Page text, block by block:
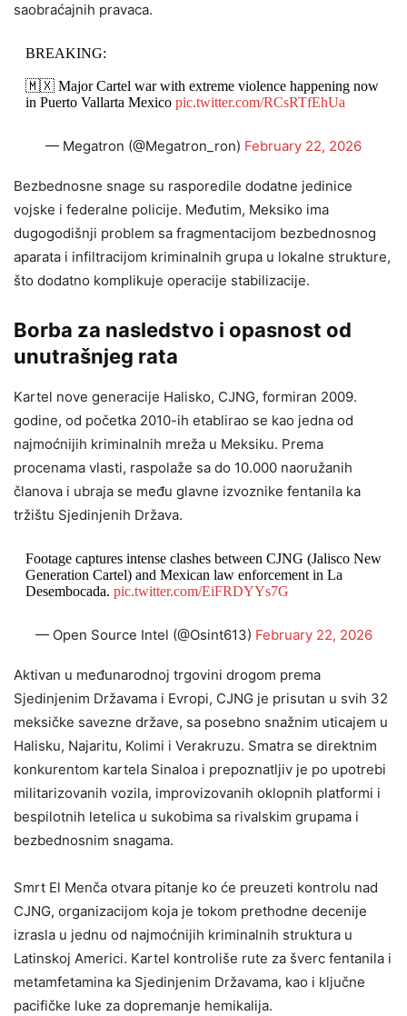
saobraćajnih pravaca.
BREAKING:
🇲🇽 Major Cartel war with extreme violence happening now
in Puerto Vallarta Mexico pic.twitter.com/RCsRTfEhUa
— Megatron (@Megatron_ron) February 22, 2026
Bezbednosne snage su rasporedile dodatne jedinice
vojske i federalne policije. Međutim, Meksiko ima
dugogodišnji problem sa fragmentacijom bezbednosnog
aparata i infiltracijom kriminalnih grupa u lokalne strukture,
što dodatno komplikuje operacije stabilizacije.
Borba za nasledstvo i opasnost od
unutrašnjeg rata
Kartel nove generacije Halisko, CJNG, formiran 2009.
godine, od početka 2010-ih etablirao se kao jedna od
najmoćnijih kriminalnih mreža u Meksiku. Prema
procenama vlasti, raspolaže sa do 10.000 naoružanih
članova i ubraja se među glavne izvoznike fentanila ka
tržištu Sjedinjenih Država.
Footage captures intense clashes between CJNG (Jalisco New
Generation Cartel) and Mexican law enforcement in La
Desembocada. pic.twitter.com/EiFRDYYs7G
— Open Source Intel (@Osint613) February 22, 2026
Aktivan u međunarodnoj trgovini drogom prema
Sjedinjenim Državama i Evropi, CJNG je prisutan u svih 32
meksičke savezne države, sa posebno snažnim uticajem u
Halisku, Najaritu, Kolimi i Verakruzu. Smatra se direktnim
konkurentom kartela Sinaloa i prepoznatljiv je po upotrebi
militarizovanih vozila, improvizovanih oklopnih platformi i
bespilotnih letelica u sukobima sa rivalskim grupama i
bezbednosnim snagama.
Smrt El Menča otvara pitanje ko će preuzeti kontrolu nad
CJNG, organizacijom koja je tokom prethodne decenije
izrasla u jednu od najmoćnijih kriminalnih struktura u
Latinskoj Americi. Kartel kontroliše rute za šverc fentanila i
metamfetamina ka Sjedinjenim Državama, kao i ključne
pacifičke luke za dopremanje hemikalija.